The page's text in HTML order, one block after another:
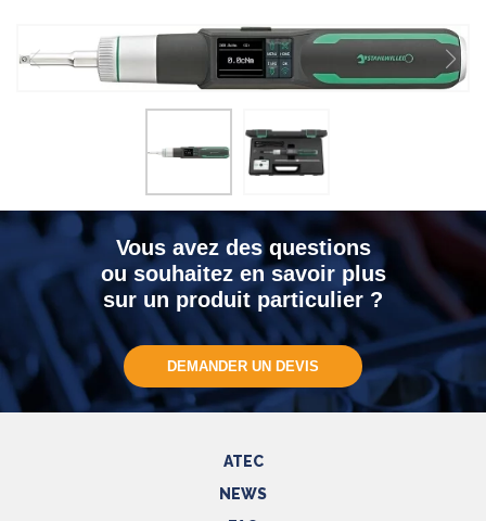
Vous avez des questions
ou souhaitez en savoir plus
sur un produit particulier ?
DEMANDER UN DEVIS
ATEC
NEWS